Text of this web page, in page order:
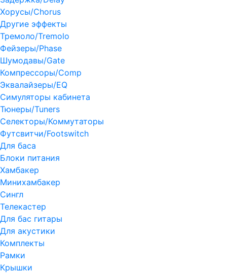
Хорусы/Chorus
Другие эффекты
Тремоло/Tremolo
Фейзеры/Phase
Шумодавы/Gate
Компрессоры/Comp
Эквалайзеры/EQ
Симуляторы кабинета
Тюнеры/Tuners
Селекторы/Коммутаторы
Футсвитчи/Footswitch
Для баса
Блоки питания
Хамбакер
Минихамбакер
Сингл
Телекастер
Для бас гитары
Для акустики
Комплекты
Рамки
Крышки